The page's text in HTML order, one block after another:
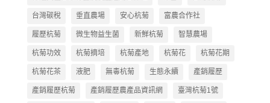
台灣碳稅 垂直農場 安心杭菊 富農合作社
履歷杭菊 微生物益生菌 新鮮杭菊 智慧農場
杭菊功效 杭菊摘培 杭菊產地 杭菊花 杭菊花期
杭菊花茶 液肥 無毒杭菊 生態永續 產銷履歷
產銷履歷杭菊 產銷履歷農產品資訊網 臺灣杭菊1號